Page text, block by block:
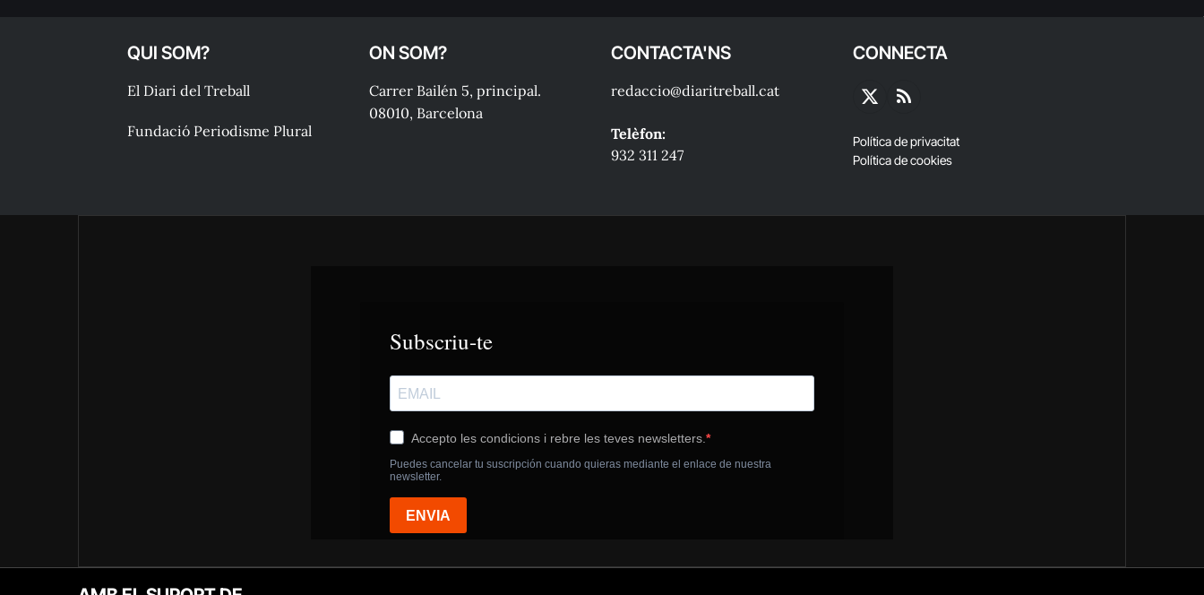
QUI SOM?
El Diari del Treball
Fundació Periodisme Plural
ON SOM?
Carrer Bailén 5, principal.
08010, Barcelona
CONTACTA'NS
redaccio@diaritreball.cat
Telèfon:
932 311 247
CONNECTA
X
RSS
Política de privacitat
Política de cookies